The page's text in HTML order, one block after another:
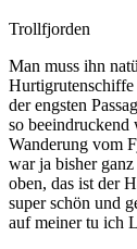
Trollfjorden
Man muss ihn
Hurtigrutenschiffe
der engsten
so beeindruckend
Wanderung vom
war ja bisher
oben, das ist der
super schön und
auf meiner tu ich